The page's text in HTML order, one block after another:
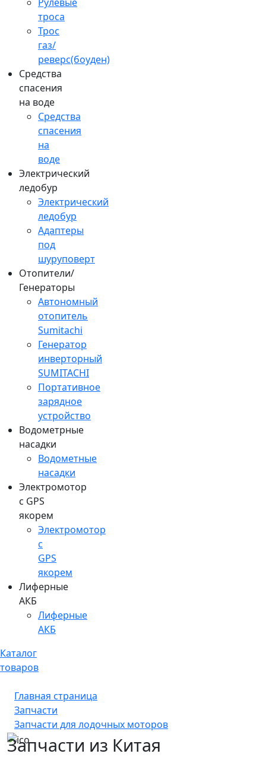
троса
Трос
газ/
реверс(боуден)
Средства
спасения
на воде
Средства
спасения
на
воде
Электрический
ледобур
Электрический
ледобур
Адаптеры
под
шуруповерт
Отопители/
Генераторы
Автономный
отопитель
Sumitachi
Генератор
инверторный
SUMITACHI
Портативное
зарядное
устройство
Водометрные
насадки
Водометные
насадки
Электромотор
c GPS
якорем
Электромотор
c
GPS
якорем
Лиферные
АКБ
Лиферные
АКБ
Каталог
товаров
Главная страница
Запчасти
Запчасти для лодочных моторов
Запчасти из Китая